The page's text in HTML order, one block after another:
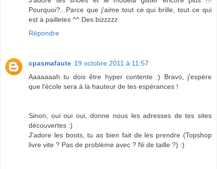
Pourquoi?...Parce que j'aime tout ce qui brille, tout ce qui
est à pailletes ^^ Des bizzzzz
Répondre
cpasmafaute 19 octobre 2011 à 11:57
Aaaaaaah tu dois être hyper contente :) Bravo, j'espère
que l'école sera à la hauteur de tes espérances !
Sinon, oui oui oui, donne nous les adresses de tes sites
découvertes :)
J'adore les boots, tu as bien fait de les prendre (Topshop
livre vite ? Pas de problème avec ? Ni de taille ?) :)